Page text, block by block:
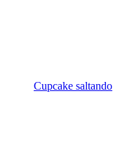
Cupcake saltando